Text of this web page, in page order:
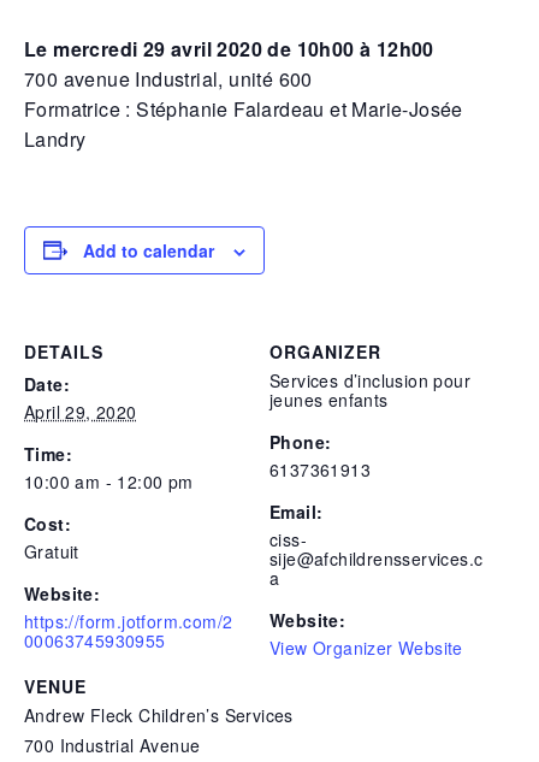
Le mercredi 29 avril 2020 de 10h00 à 12h00
700 avenue Industrial, unité 600
Formatrice : Stéphanie Falardeau et Marie-Josée
Landry
Add to calendar
DETAILS
Date:
April 29, 2020
Time:
10:00 am - 12:00 pm
Cost:
Gratuit
Website:
https://form.jotform.com/2
00063745930955
VENUE
Andrew Fleck Children’s Services
700 Industrial Avenue
ORGANIZER
Services d’inclusion pour
jeunes enfants
Phone:
6137361913
Email:
ciss-
sije@afchildrensservices.c
a
Website:
View Organizer Website